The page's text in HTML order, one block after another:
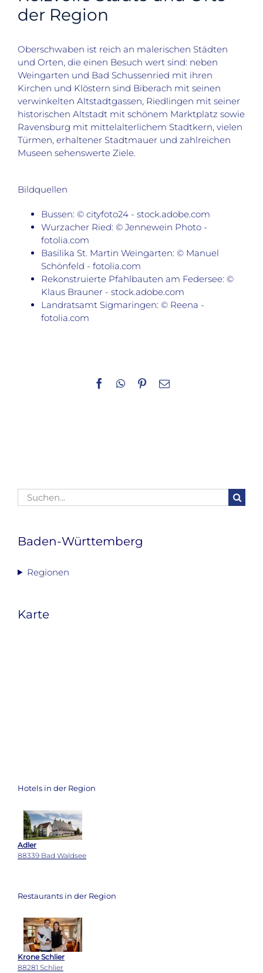
der Region
Oberschwaben ist reich an malerischen Städten
und Orten, die einen Besuch wert sind: neben
Weingarten und Bad Schussenried mit ihren
Kirchen und Klöstern sind Biberach mit seinen
verwinkelten Altstadtgassen, Riedlingen mit seiner
historischen Altstadt mit schönem Marktplatz sowie
Ravensburg mit mittelalterlichem Stadtkern, vielen
Türmen, erhaltener Stadtmauer und zahlreichen
Museen sehenswerte Ziele.
Bildquellen
Bussen: © cityfoto24 - stock.adobe.com
Wurzacher Ried: © Jennewein Photo -
fotolia.com
Basilika St. Martin Weingarten: © Manuel
Schönfeld - fotolia.com
Rekonstruierte Pfahlbauten am Federsee: ©
Klaus Brauner - stock.adobe.com
Landratsamt Sigmaringen: © Reena -
fotolia.com
Facebook
WhatsApp
Pinterest
E-
Suche
nach:
Baden-Württemberg
Regionen
Karte
Hotels in der Region
Adler
88339 Bad Waldsee
Restaurants in der Region
Krone Schlier
88281 Schlier